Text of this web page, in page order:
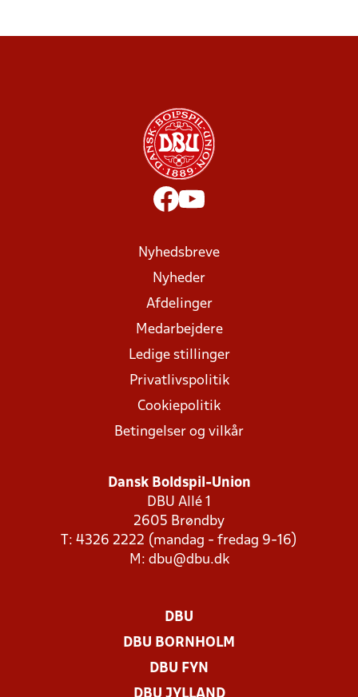
Nyhedsbreve
Nyheder
Afdelinger
Medarbejdere
Ledige stillinger
Privatlivspolitik
Cookiepolitik
Betingelser og vilkår
Dansk Boldspil-Union
DBU Allé 1
2605 Brøndby
T: 4326 2222 (mandag - fredag 9-16)
M: dbu@dbu.dk
DBU
DBU BORNHOLM
DBU FYN